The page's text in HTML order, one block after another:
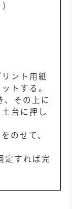
ント用紙
トする。
その上に
台に押し
のせて、
定すれば完